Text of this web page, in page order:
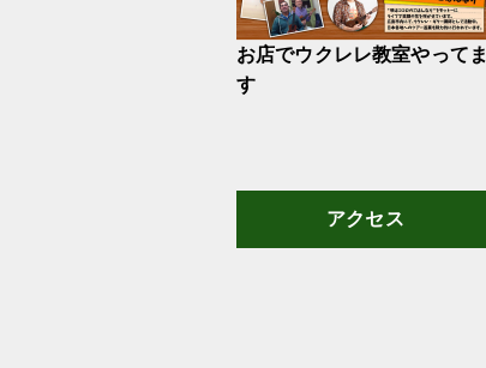
お店でウクレレ教室やってま
す
アクセス